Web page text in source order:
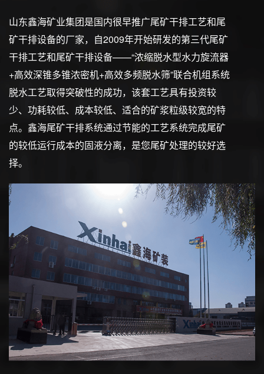
山东鑫海矿业集团是国内很早推广尾矿干排工艺和尾
矿干排设备的厂家，自2009年开始研发的第三代尾矿
干排工艺和尾矿干排设备——“浓缩脱水型水力旋流器
+高效深锥多锥浓密机+高效多频脱水筛”联合机组系统
脱水工艺取得突破性的成功，该套工艺具有投资较
少、功耗较低、成本较低、适合的矿浆粒级较宽的特
点。鑫海尾矿干排系统通过节能的工艺系统完成尾矿
的较低运行成本的固液分离，是您尾矿处理的较好选
择。